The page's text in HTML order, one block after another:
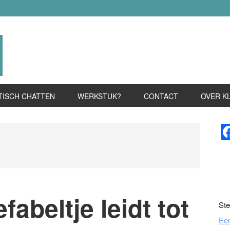
CHATTEN WERKSTUK? CONTACT OVER
leidt tot